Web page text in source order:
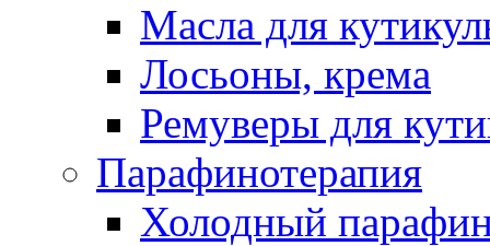
Масла для
Лосьоны, крема
Ремуверы для
Парафинотерапия
Холодный